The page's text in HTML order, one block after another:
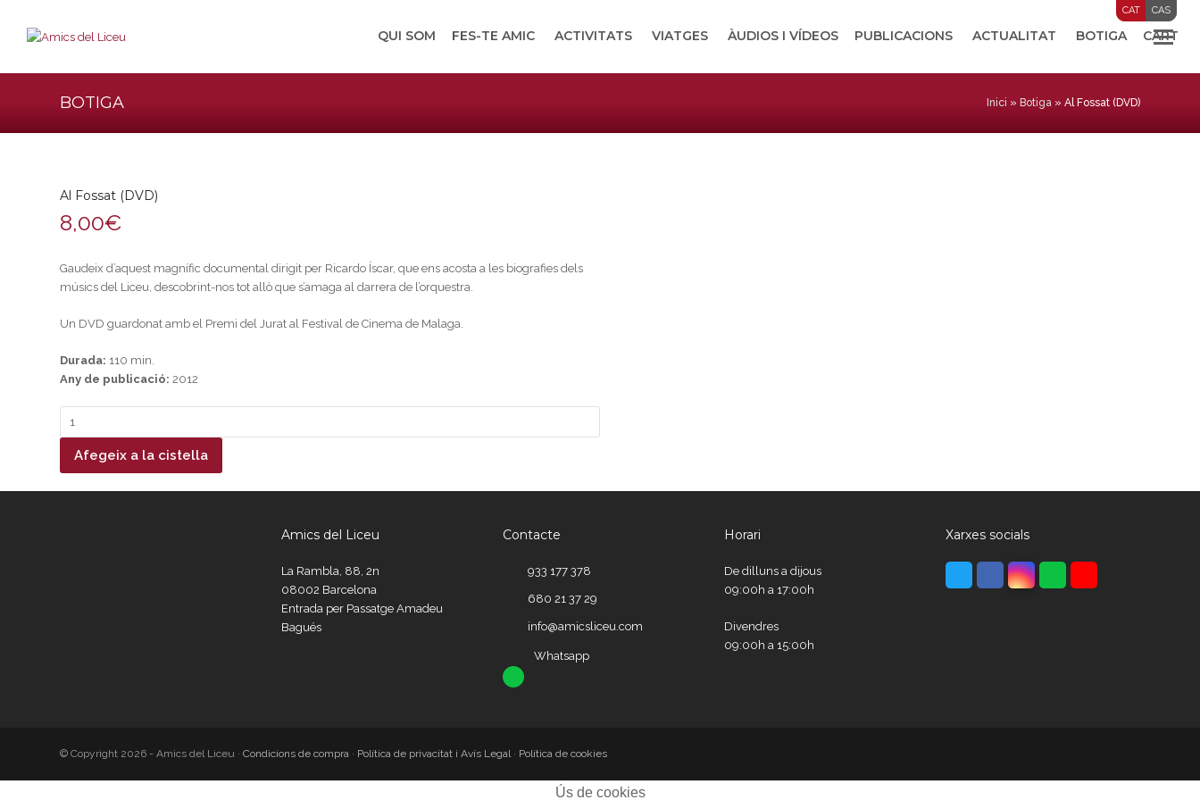
CAT CAS
QUI SOM FES-TE AMIC ACTIVITATS VIATGES ÀUDIOS I VÍDEOS PUBLICACIONS ACTUALITAT BOTIGA CART
BOTIGA Inici » Botiga» Al Fossat (DVD)
Al Fossat (DVD)
8,00€
Gaudeix d’aquest magnífic documental dirigit per Ricardo Íscar, que ens acosta a les biografies dels
músics del Liceu, descobrint-nos tot allò que s’amaga al darrera de l’orquestra.
Un DVD guardonat amb el Premi del Jurat al Festival de Cinema de Malaga.
Durada: 110 min.
Any de publicació: 2012
de
Fossat
(DVD)
Afegeix a la cistella
Amics del Liceu
La Rambla, 88, 2n
08002 Barcelona
Entrada per Passatge Amadeu
Bagués
Contacte
933 177 378
680 21 37 29
info@amicsliceu.com
Whatsapp
Whatsapp
Horari
De dilluns a dijous
09:00h a 17:00h
Divendres
09:00h a 15:00h
Xarxes socials
TwitterFacebook
Instagram
© Copyright 2026 - Amics del Liceu ·Condicions de compra · Política de privacitat i Avís Legal· Política de cookies
Ús de cookies